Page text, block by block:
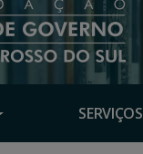
SERVIÇOS